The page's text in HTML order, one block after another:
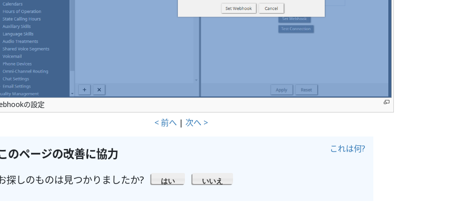
の設定
< 前へ | 次へ >
のページの改善に協力 これは何?
探しのものは見つかりましたか? はい いいえ